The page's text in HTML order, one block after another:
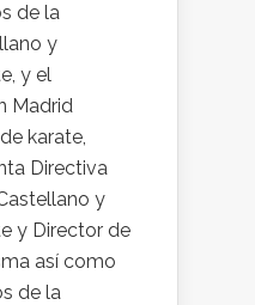
de la
y
y el
Madrid
karate,
Directiva
y
y Director de
así como
de la